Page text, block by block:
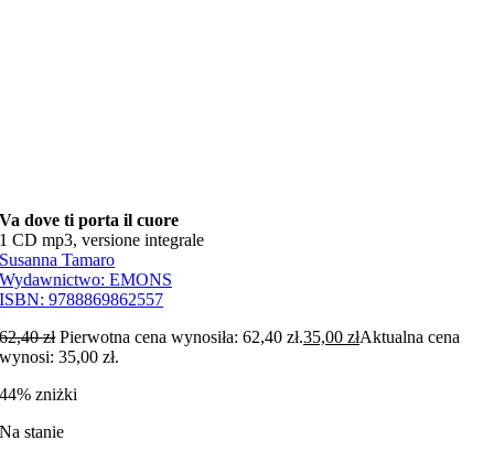
Va dove ti porta il cuore
1 CD mp3, versione integrale
Susanna Tamaro
Wydawnictwo:EMONS
ISBN:9788869862557
62,40zł Pierwotna cena wynosiła: 62,40 zł.35,00złAktualna cena
wynosi: 35,00 zł.
44% zniżki
Na stanie